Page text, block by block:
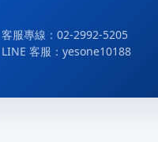
客服專線：02-2992-5205
LINE 客服：yesone10188